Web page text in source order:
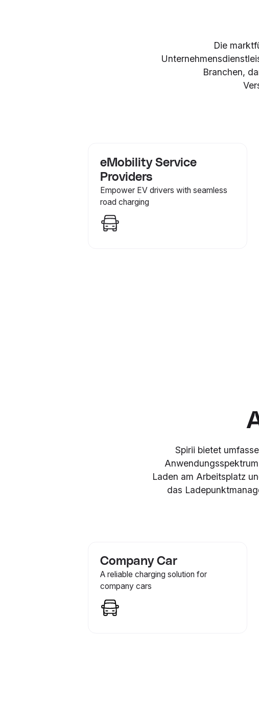
Die
Branchen,
eMobility Service
Providers
Empower EV drivers with seamless
road charging
Spirii bietet
Laden am Arbeitsplatz
das
Company Car
A reliable charging solution for
company cars